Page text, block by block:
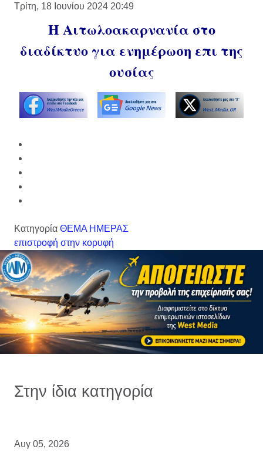
Τρίτη, 18 Ιουνίου 2024 20:49
Η Αιτωλοακαρνανία στο
διαδίκτυο για ενημέρωση επι της
ουσίας
Κατηγορία ΘΕΜΑ ΗΜΕΡΑΣ
επιστροφή στην κορυφή
Στην ίδια κατηγορία
Αυγ 05, 2026